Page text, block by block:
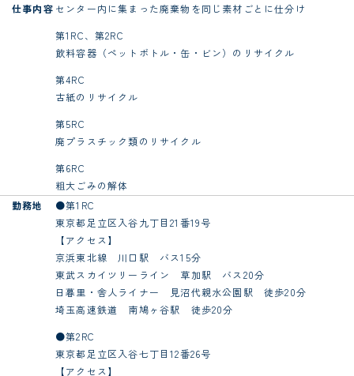
仕事内容 センター内に集まった廃棄物を同じ素材ごとに仕分け
第1RC、第2RC
飲料容器（ペットボトル・缶・ビン）のリサイクル
第4RC
古紙のリサイクル
第5RC
廃プラスチック類のリサイクル
第6RC
粗大ごみの解体
勤務地
●第1RC
東京都足立区入谷九丁目21番19号
【アクセス】
京浜東北線 川口駅 バス15分
東武スカイツリーライン 草加駅 バス20分
日暮里・舎人ライナー 見沼代親水公園駅 徒歩20分
埼玉高速鉄道 南鳩ヶ谷駅 徒歩20分
●第2RC
東京都足立区入谷七丁目12番26号
【アクセス】